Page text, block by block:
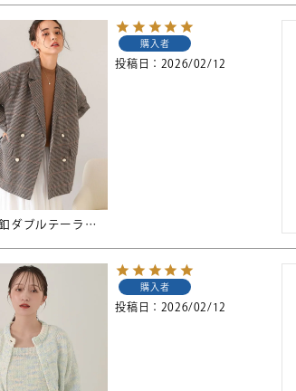
ゴールド釦ダブルテーラードジャケット
購入者
投稿日 2026/02/12
購入者
投稿日 2026/02/12